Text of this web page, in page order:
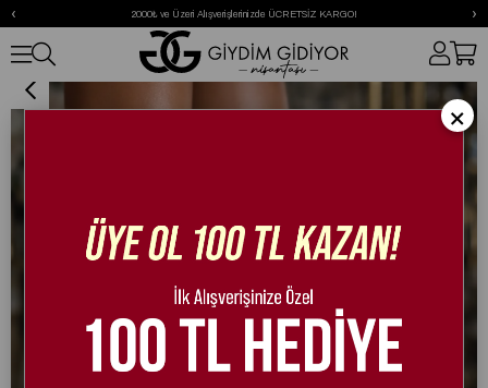
2000₺ ve Üzeri Alışverişlerinizde ÜCRETSİZ KARGO!
‹ ›
Fenny Kristal Taşlı Topuklu Ayakkabı Gümüş
×